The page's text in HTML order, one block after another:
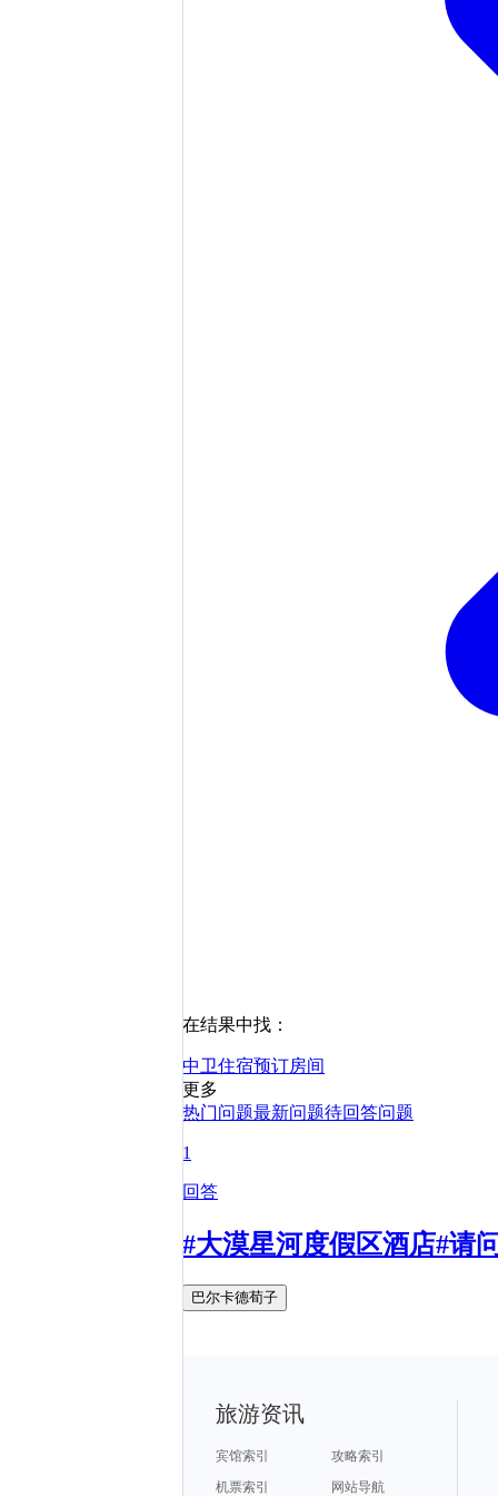
在结果中找：
中卫住宿预订房间
更多
热门问题最新问题待回答问题
1
回答
#大漠星河度假区酒店#请
巴尔卡德荀子
旅游资讯
宾馆索引
攻略索引
机票索引
网站导航